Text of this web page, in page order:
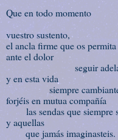
Que en todo momento
sea el
vuestro sustento,
el ancla firme que os permita
ante el dolor
seguir
y en esta vida
siempre
forjéis en mutua compañía
las sendas que siempre
y aquellas
que jamás imaginasteis.